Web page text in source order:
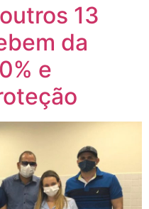
13
da
e